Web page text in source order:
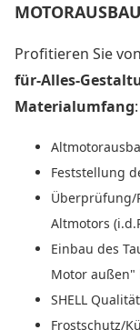
Profitieren Sie
für-Alles-
Materialumfang:
Feststellung
Überprüfung/
Altmotors
Einbau des
Motor
SHELL
Frostschutz/